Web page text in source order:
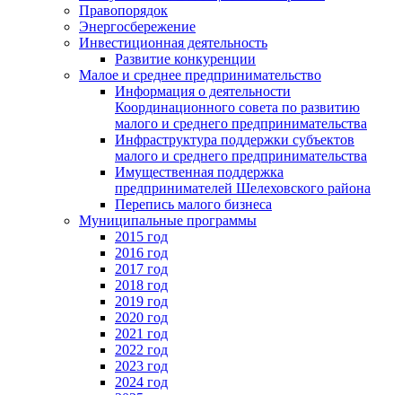
Правопорядок
Энергосбережение
Инвестиционная деятельность
Развитие конкуренции
Малое и среднее предпринимательство
Информация о деятельности
Координационного совета по развитию
малого и среднего предпринимательства
Инфраструктура поддержки субъектов
малого и среднего предпринимательства
Имущественная поддержка
предпринимателей Шелеховского района
Перепись малого бизнеса
Муниципальные программы
2015 год
2016 год
2017 год
2018 год
2019 год
2020 год
2021 год
2022 год
2023 год
2024 год